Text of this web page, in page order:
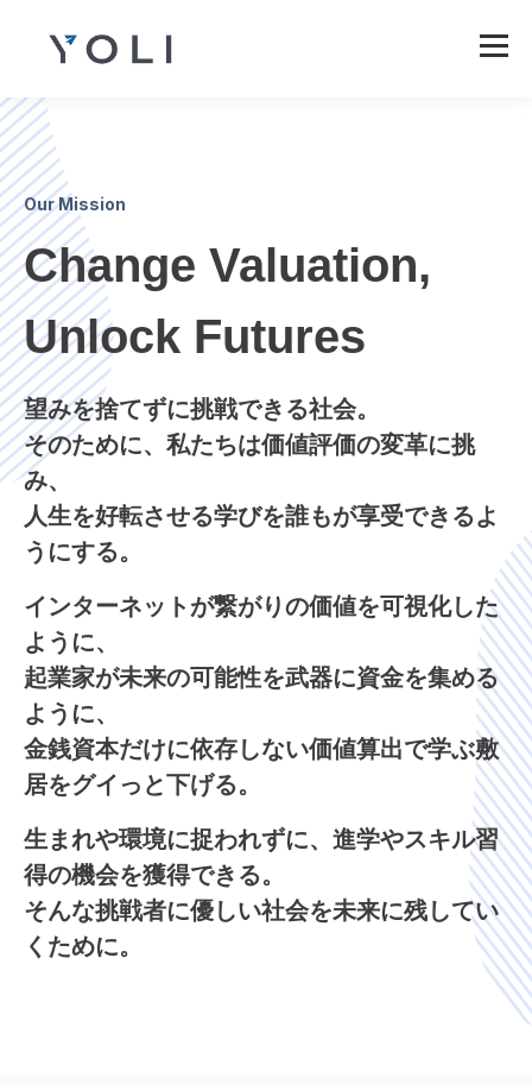
Our Mission
Change Valuation,
Unlock Futures
望みを捨てずに挑戦できる社会。
そのために、私たちは価値評価の変革に挑
み、
人生を好転させる学びを誰もが享受できるよ
うにする。
インターネットが繋がりの価値を可視化した
ように、
起業家が未来の可能性を武器に資金を集める
ように、
金銭資本だけに依存しない価値算出で学ぶ敷
居をグイっと下げる。
生まれや環境に捉われずに、進学やスキル習
得の機会を獲得できる。
そんな挑戦者に優しい社会を未来に残してい
くために。